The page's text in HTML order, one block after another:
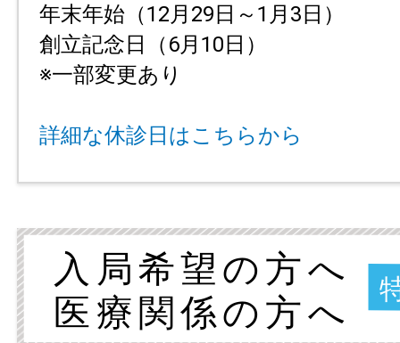
年末年始（12月29日～1月3日）
創立記念日（6月10日）
※一部変更あり
詳細な休診日はこちらから